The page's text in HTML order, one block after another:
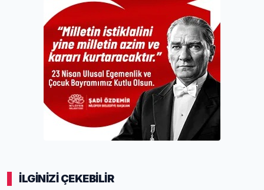
İLGİNİZİ ÇEKEBİLİR